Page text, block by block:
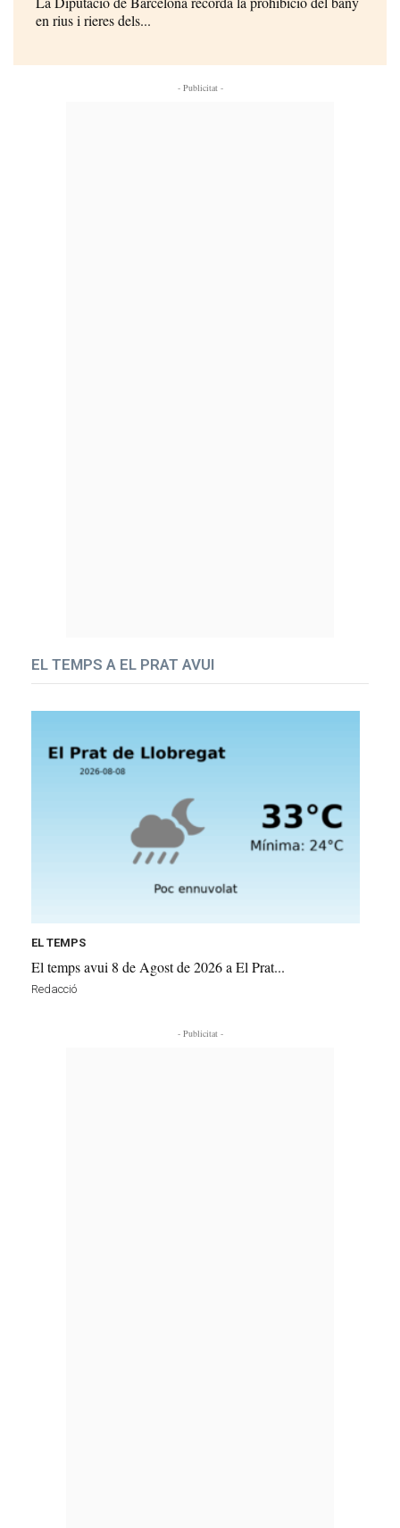
en rius i rieres dels...
- Publicitat -
EL TEMPS A EL PRAT AVUI
EL TEMPS
El temps avui 8 de Agost de 2026 a El Prat...
Redacció
- Publicitat -